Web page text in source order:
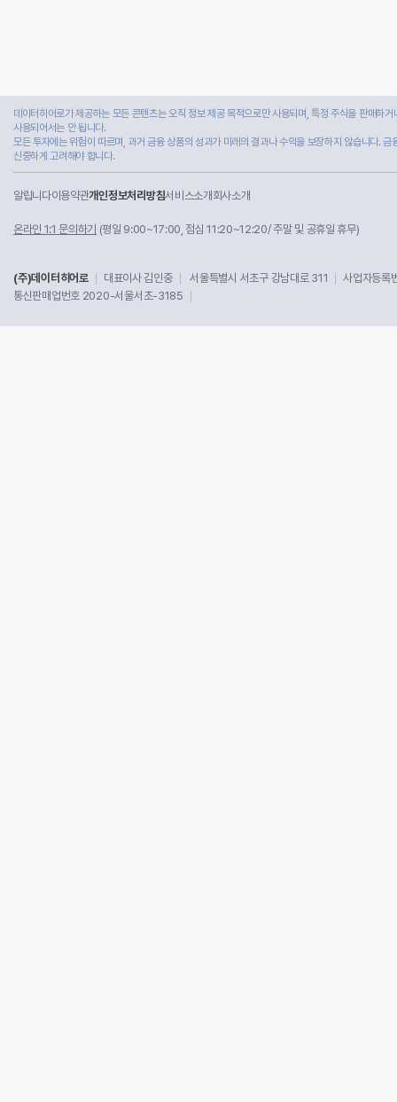
데이터히어로가 제공하는 모든 콘텐츠는 오직 정보 제공 목적으로만 사용되며, 특정 주식을 판매하
사용되어서는 안 됩니다.
모든 투자에는 위험이 따르며, 과거 금융 상품의 성과가 미래의 결과나 수익을 보장하지 않습니다.
신중하게 고려해야 합니다.
알립니다이용약관개인정보처리방침서비스소개 회사소개
온라인 1:1 문의하기 (평일 9:00~17:00, 점심 11:20~12:20/ 주말 및 공휴일 휴무)
(주)데이터히어로 대표이사 김인중 서울특별시 서초구 강남대로 311
사업자등
통신판매업번호 2020-서울서초-3185